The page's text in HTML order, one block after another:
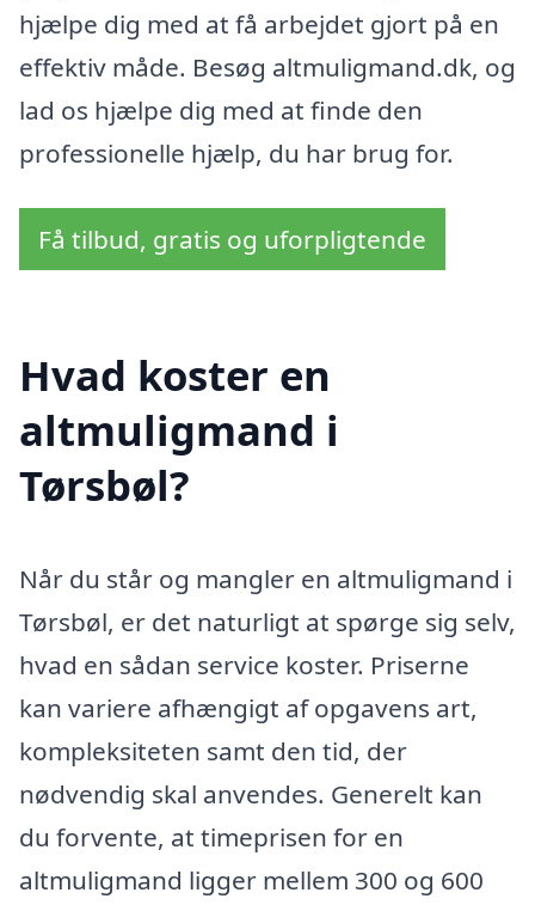
hjælpe dig med at få arbejdet gjort på en
effektiv måde. Besøg altmuligmand.dk, og
lad os hjælpe dig med at finde den
professionelle hjælp, du har brug for.
Få tilbud, gratis og uforpligtende
Hvad koster en
altmuligmand i
Tørsbøl?
Når du står og mangler en altmuligmand i
Tørsbøl, er det naturligt at spørge sig selv,
hvad en sådan service koster. Priserne
kan variere afhængigt af opgavens art,
kompleksiteten samt den tid, der
nødvendig skal anvendes. Generelt kan
du forvente, at timeprisen for en
altmuligmand ligger mellem 300 og 600